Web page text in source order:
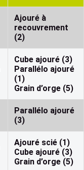
Ajouré à
recouvrement
(2)
Cube ajouré (3)
Parallélo ajouré
(1)
Grain d’orge (5)
Parallélo ajouré
(3)
Ajouré scié (1)
Cube ajouré (3)
Grain d’orge (5)